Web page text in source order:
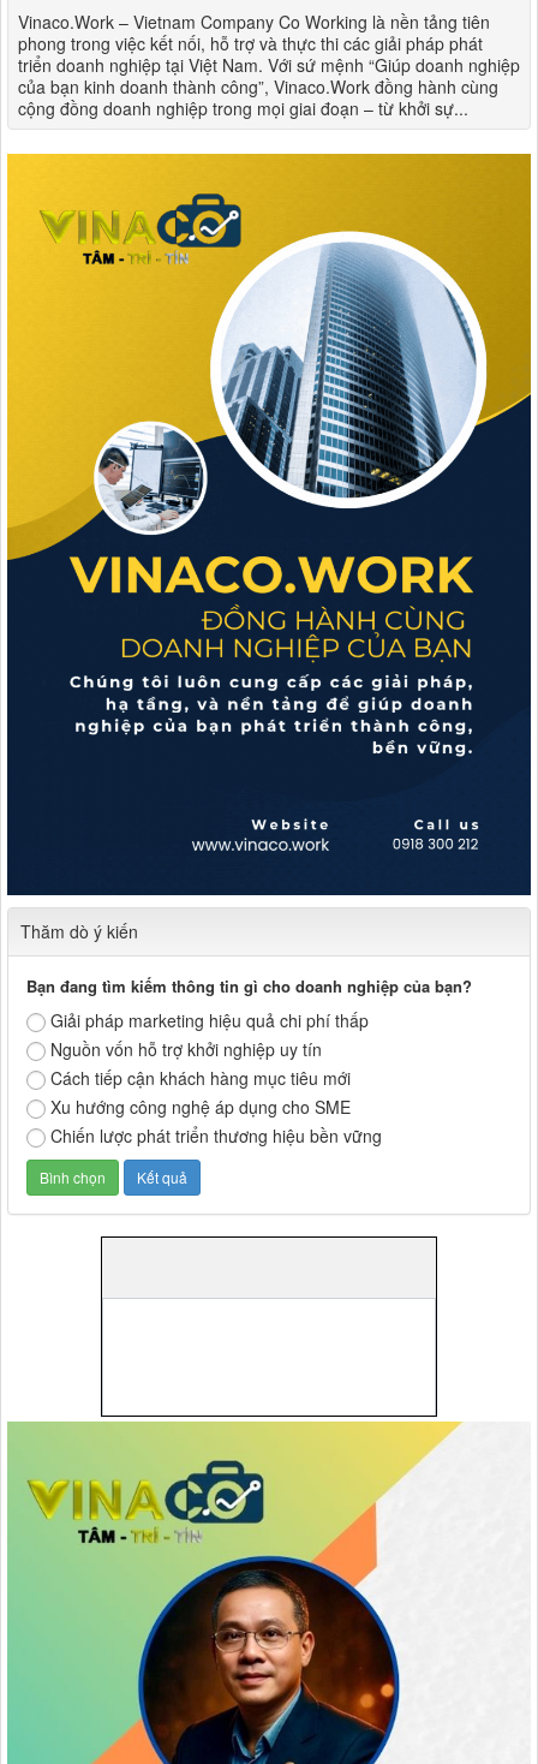
Vinaco.Work – Vietnam Company Co Working là nền tảng tiên
phong trong việc kết nối, hỗ trợ và thực thi các giải pháp phát
triển doanh nghiệp tại Việt Nam. Với sứ mệnh “Giúp doanh nghiệp
của bạn kinh doanh thành công”, Vinaco.Work đồng hành cùng
cộng đồng doanh nghiệp trong mọi giai đoạn – từ khởi sự...
Thăm dò ý kiến
Bạn đang tìm kiếm thông tin gì cho doanh nghiệp của bạn?
Giải pháp marketing hiệu quả chi phí thấp
Nguồn vốn hỗ trợ khởi nghiệp uy tín
Cách tiếp cận khách hàng mục tiêu mới
Xu hướng công nghệ áp dụng cho SME
Chiến lược phát triển thương hiệu bền vững